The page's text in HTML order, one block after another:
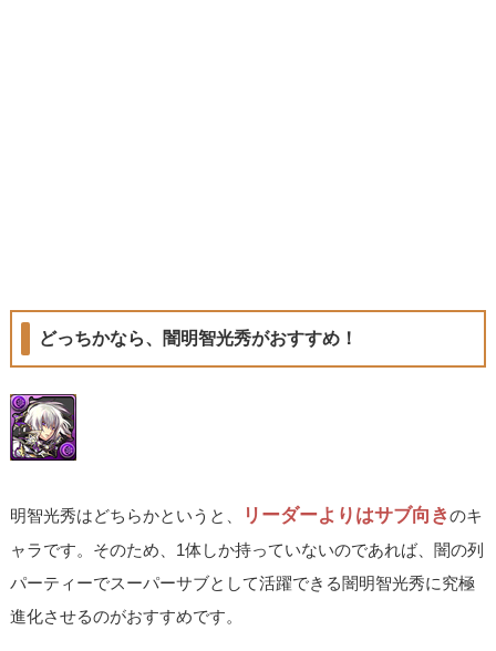
どっちかなら、闇明智光秀がおすすめ！
明智光秀はどちらかというと、 リーダーよりはサブ向きのキ
ャラです。そのため、1体しか持っていないのであれば、闇の列
パーティーでスーパーサブとして活躍できる闇明智光秀に究極
進化させるのがおすすめです。